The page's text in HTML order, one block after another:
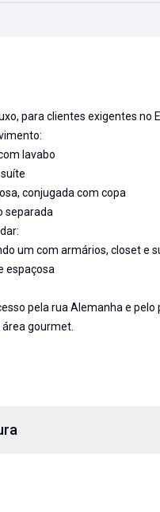
para clientes exigentes no
lavabo
conjugada com copa
separada
um com armários, closet e
espaçosa
pela rua Alemanha e pelo
gourmet.